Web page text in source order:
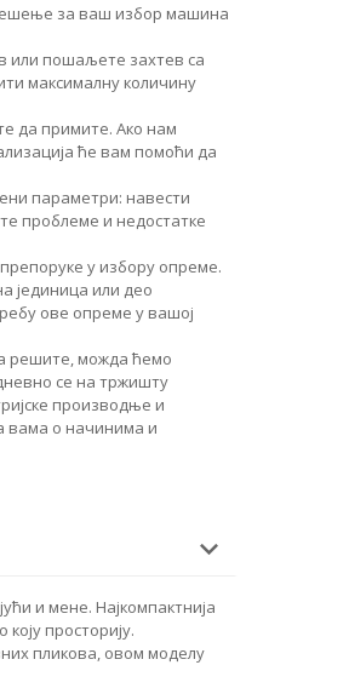
за ваш избор машина
или пошаљете захтев са
максималну количину
да примите. Ако нам
ће вам помоћи да
параметри: навести
проблеме и недостатке
у избору опреме.
јединица или део
ове опреме у вашој
решите, можда ћемо
се на тржишту
производње и
вама о начинима и
и мене. Најкомпактнија
просторију.
пликова, овом моделу